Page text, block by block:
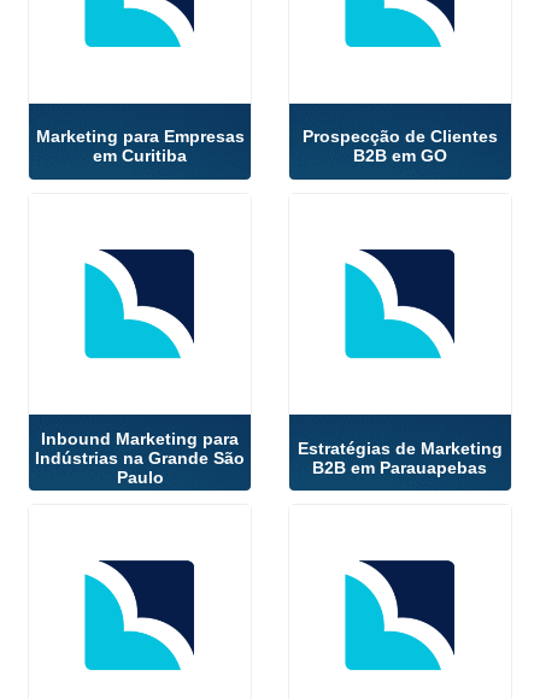
Marketing para Empresas
em Curitiba
Prospecção de Clientes
B2B em GO
Inbound Marketing para
Indústrias na Grande São
Paulo
Estratégias de Marketing
B2B em Parauapebas